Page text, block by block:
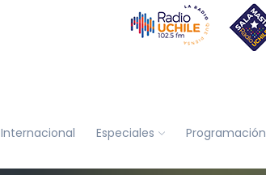
Internacional Especiales Programación